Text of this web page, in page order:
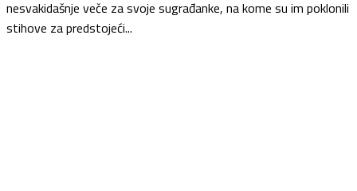
nesvakidašnje veče za svoje sugrađanke, na kome su im poklonili
stihove za predstojeći...